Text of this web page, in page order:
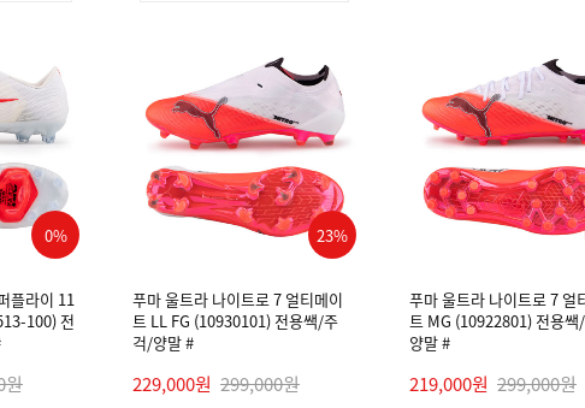
0%
플라이 11
100) 전
원
23%
푸마 울트라 나이트로 7 얼티메이
트 LL FG (10930101) 전용쌕/주
걱/양말 #
229,000원 299,000원
푸마 울트라 나이트로 7 얼
트 MG (10922801) 전용
양말 #
219,000원 299,000원